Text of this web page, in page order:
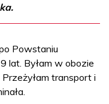
Powstaniu
lat. Byłam w obozie
transport i